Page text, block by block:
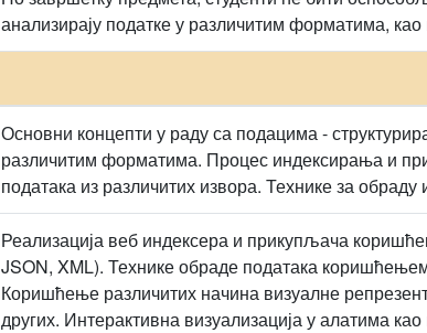
анализирају податке у различитим форматима, као
Основни концепти у раду са подацима -
различитим форматима. Процес индексирања и
података из различитих извора. Технике за обраду
Реализација веб индексера и прикупљача
JSON, XML). Технике обраде података
Коришћење различитих начина визуалне
других. Интерактивна визуализација у алатима